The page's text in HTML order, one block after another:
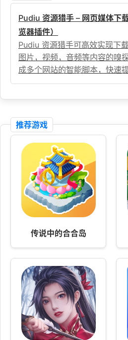
Pudiu 资源猎手 – 网页媒体下
览器插件）
Pudiu 资源猎手可高效实现下
图片，视频，音频等内容的嗅
成多个网站的智能脚本，快速
推荐游戏
传说中的合合岛